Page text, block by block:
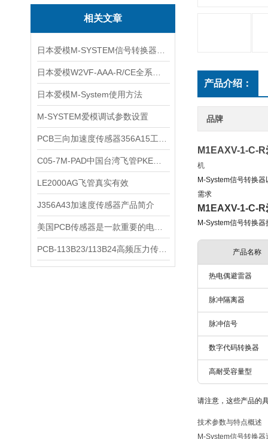
相关文章
日本爱模M-System使用方法
M-SYSTEM爱模调试参数设置
LE2000AG飞管真实有效
J356A43加速度传感器产品简介
产品介绍：
品牌
M1EAXV-1-C-
机
M-System信号转换
需求
M1EAXV-1-C-
M-System信号转换
产品名称
热电偶避雷器
脉冲隔离器
脉冲信号
数字代码转换器
高耐受容量型
请注意，这些产品的
技术参数与特点概述
M-System信号转换